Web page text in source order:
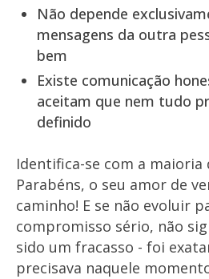
Não depende
mensagens da outra
bem
Existe comunicação
aceitam que nem tudo
definido
Identifica-se com a maioria
Parabéns, o seu amor de
caminho! E se não evoluir
compromisso sério, não
sido um fracasso - foi
precisava naquele